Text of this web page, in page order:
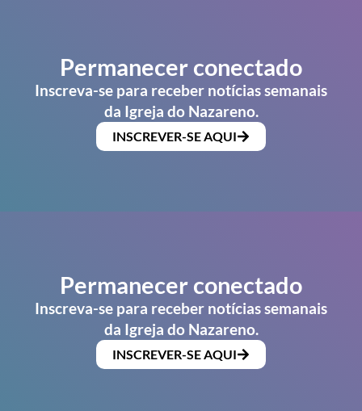
Permanecer conectado
Inscreva-se para receber notícias semanais
da Igreja do Nazareno.
INSCREVER-SE AQUI
Permanecer conectado
Inscreva-se para receber notícias semanais
da Igreja do Nazareno.
INSCREVER-SE AQUI